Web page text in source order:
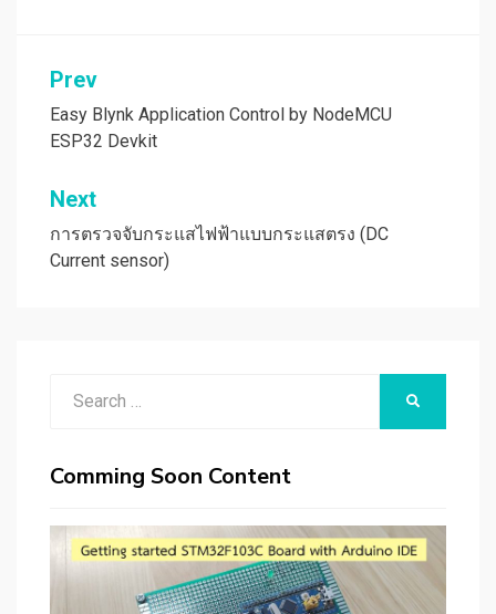
แนะแนว
เรื่อง
Prev
Easy Blynk Application Control by NodeMCU
ESP32 Devkit
Next
การตรวจจับกระแสไฟฟ้าแบบกระแสตรง (DC
Current sensor)
Comming Soon Content